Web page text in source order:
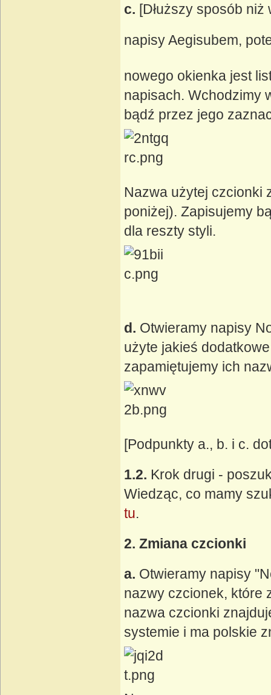
c. [Dłuższy sposób
napisy Aegisubem,
nowego okienka jest
napisach. Wchodzimy
bądź przez jego
Nazwa użytej czcionki
poniżej). Zapisujemy
dla reszty styli.
d. Otwieramy napisy
użyte jakieś
zapamiętujemy ich
[Podpunkty a., b. i c.
1.2. Krok drugi -
Wiedząc, co mamy
tu.
2. Zmiana czcionki
a. Otwieramy napisy
nazwy czcionek, które
nazwa czcionki
systemie i ma polskie